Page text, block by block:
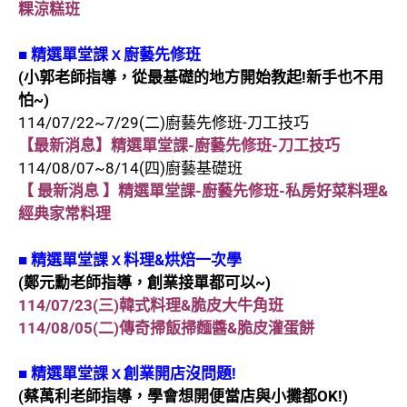
粿涼糕班
■ 精選單堂課ｘ廚藝先修班
(小郭老師指導，從最基礎的地方開始教起!新手也不用
怕~)
114/07/22~7/29(二)廚藝先修班-刀工技巧
【最新消息】精選單堂課-廚藝先修班-刀工技巧
114/08/07~8/14(四)廚藝基礎班
【 最新消息 】精選單堂課-廚藝先修班-私房好菜料理&
經典家常料理
■ 精選單堂課ｘ料理&烘焙一次學
(鄭元勳老師指導，創業接單都可以~)
114/07/23(三)韓式料理&脆皮大牛角班
114/08/05(二)傳奇掃飯掃麵醬&脆皮灌蛋餅
■ 精選單堂課ｘ創業開店沒問題!
(蔡萬利老師指導，學會想開便當店與小攤都OK!)